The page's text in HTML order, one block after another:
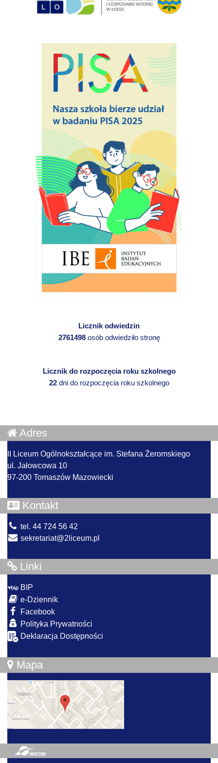
Licznik odwiedzin
2761498osób odwiedziło stronę
Licznik do rozpoczęcia roku szkolnego
22dni do rozpoczęcia roku szkolnego
Adres
II Liceum Ogólnokształcące im. Stefana Żeromskiego
ul. Jałowcowa 10
97-200 Tomaszów Mazowiecki
Kontakt
tel. 44 724 56 42
sekretariat@2liceum.pl
Linki
BIP
e-Dziennik
Facebook
Polityka Prywatności
Deklaracja Dostępności
Mapa